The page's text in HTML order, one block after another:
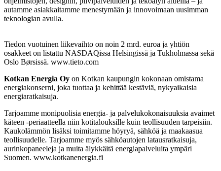
autamme asiakkaitamme menestymään ja innovoimaan uusimman
teknologian avulla.
Tiedon vuotuinen liikevaihto on noin 2 mrd. euroa ja yhtiön
osakkeet on listattu NASDAQissa Helsingissä ja Tukholmassa sekä
Oslo Børsissä. www.tieto.com
Kotkan Energia Oy on Kotkan kaupungin kokonaan omistama
energiakonserni, joka tuottaa ja kehittää kestäviä, nykyaikaisia
energiaratkaisuja.
Tarjoamme monipuolisia energia‑ ja palvelukokonaisuuksia avaimet
käteen ‑periaatteella niin kotitalouksille kuin teollisuuden tarpeisiin.
Kaukolämmön lisäksi toimitamme höyryä, sähköä ja maakaasua
teollisuudelle. Tarjoamme myös sähköautojen latausratkaisuja,
aurinkopaneeleja ja muita älykkäitä energiapalveluita ympäri
Suomen. www.kotkanenergia.fi